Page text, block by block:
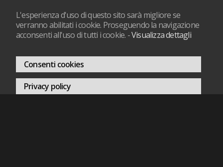
L'esperienza d'uso di questo sito sarà migliore se
verranno abilitati i cookie. Proseguendo la navigazione
acconsenti all'uso di tutti i cookie. -Visualizza dettagli
Consenti cookies
Privacy policy